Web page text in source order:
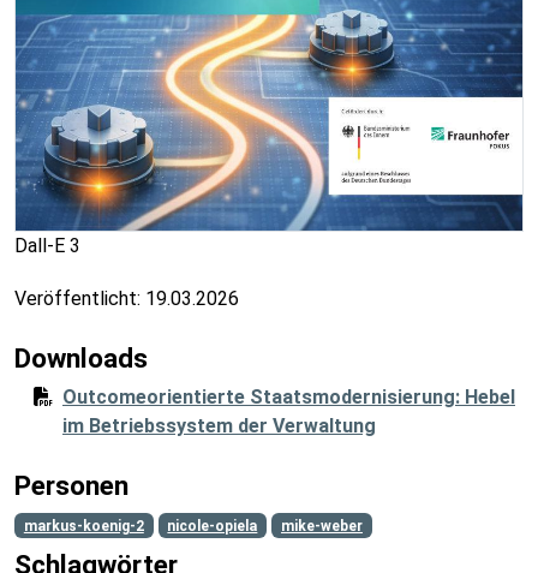
Dall-E 3
Veröffentlicht: 19.03.2026
Downloads
Outcomeorientierte Staatsmodernisierung: Hebel
im Betriebssystem der Verwaltung
Personen
markus-koenig-2 nicole-opiela mike-weber
Schlagwörter